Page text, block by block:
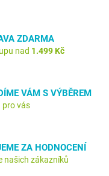
ZDARMA
nad 1.499 Kč
VÁM S VÝBĚREM
pro vás
ZA HODNOCENÍ
našich zákazníků